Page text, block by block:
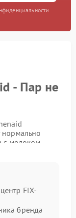
- Пар не
нормально
с молоком.
поскольку
или
FIX-
бренда